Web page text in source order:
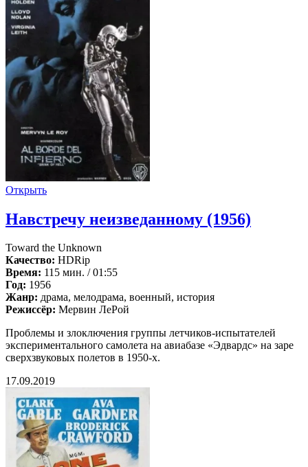
Открыть
Навстречу неизведанному (1956)
Toward the Unknown
Качество: HDRip
Время: 115 мин. / 01:55
Год: 1956
Жанр: драма, мелодрама, военный, история
Режиссёр: Мервин ЛеРой
Проблемы и злоключения группы летчиков-испытателей
экспериментального самолета на авиабазе «Эдвардс» на заре
сверхзвуковых полетов в 1950-х.
17.09.2019